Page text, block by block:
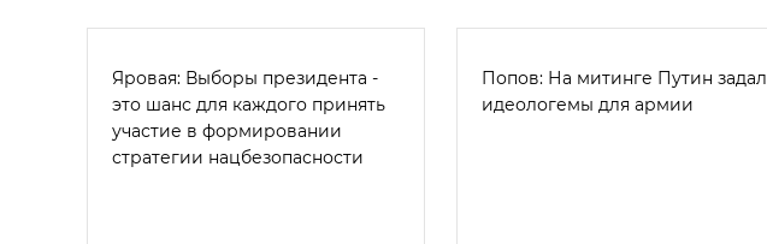
Яровая: Выборы президента -
это шанс для каждого принять
участие в формировании
стратегии нацбезопасности
Попов: На митинге Путин задал
идеологемы для армии